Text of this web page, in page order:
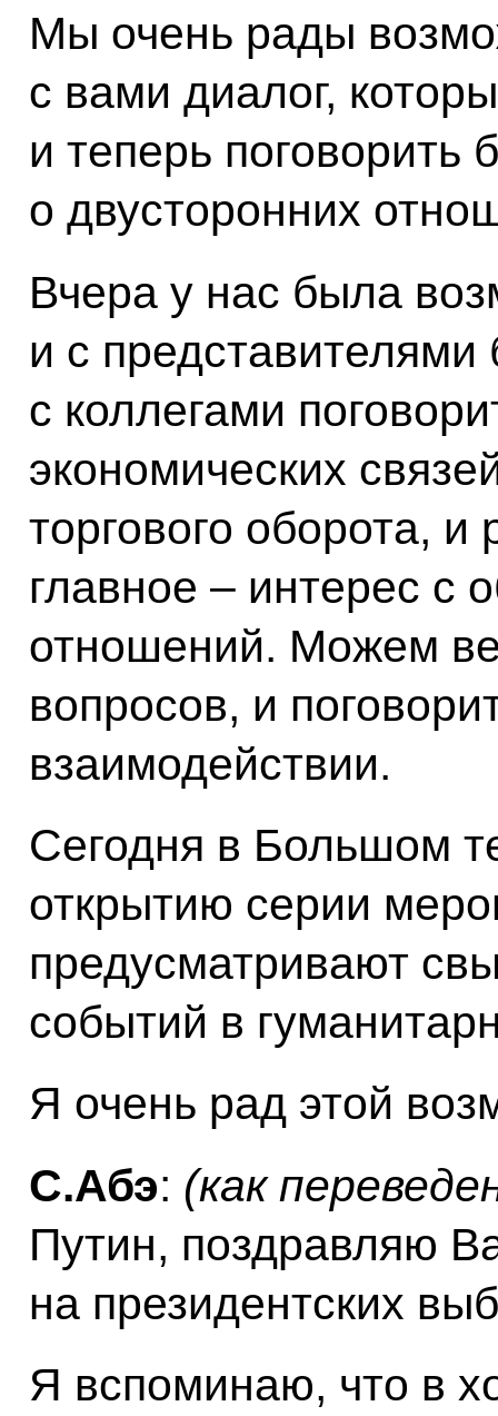
Мы очень рады
с вами диалог,
и теперь поговорить
о двусторонних
Вчера у нас была
и с
с коллегами
экономических
торгового оборота,
главное – интерес с
отношений. Можем
вопросов, и
взаимодействии.
Сегодня в Большом
открытию серии
предусматривают
событий в
Я очень рад этой
С.Абэ: (как
Путин, поздравляю
на президентских
Я вспоминаю, что в